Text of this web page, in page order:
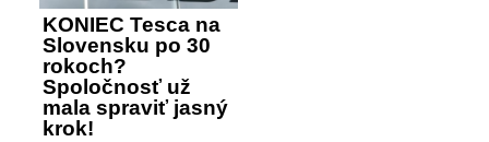
KONIEC Tesca na
Slovensku po 30
rokoch?
Spoločnosť už
mala spraviť jasný
krok!